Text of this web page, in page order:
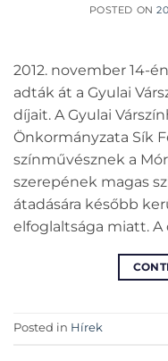
POSTED ON
2012. november 14-
adták át a Gyulai
díjait. A Gyulai
Önkormányzata Sík
színművésznek a
szerepének magas
átadására később
elfoglaltsága miatt. A
Posted in Hírek